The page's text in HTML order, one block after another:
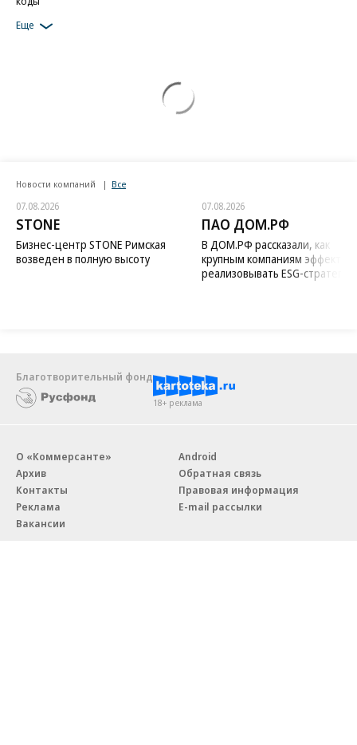
Еще
Новости компаний Все
07.08.2026
STONE
Бизнес-центр STONE Римская
возведен в полную высоту
07.08.2026
ПАО ДОМ.РФ
В ДОМ.РФ рассказали, как
крупным компаниям
реализовывать ESG-стратегию
Благотворительный фонд
18+ реклама
О «Коммерсанте»
Архив
Контакты
Реклама
Вакансии
Android
Обратная связь
Правовая информация
E-mail рассылки